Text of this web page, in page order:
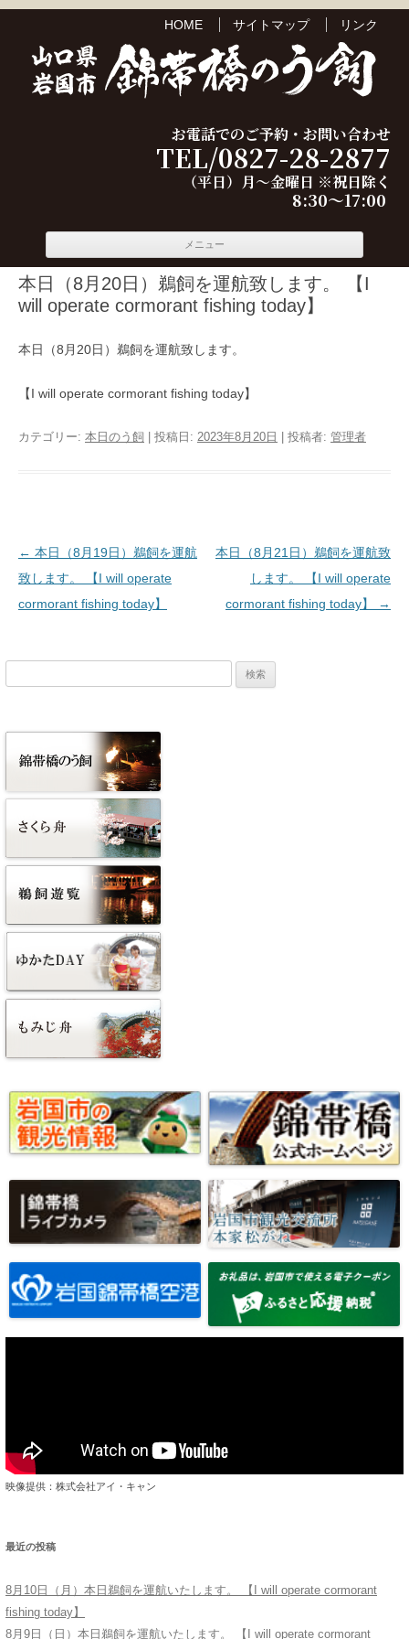
HOME サイトマップ リンク
お電話でのご予約・お問い合わせ
TEL/0827-28-2877
（平日）月～金曜日 ※祝日除く
8:30～17:00
メニュー
本日（8月20日）鵜飼を運航致します。 【I
will operate cormorant fishing today】
本日（8月20日）鵜飼を運航致します。
【I will operate cormorant fishing today】
カテゴリー: 本日のう飼 | 投稿日: 2023年8月20日 投稿者: 管理者
投稿ナビゲーション
← 本日（8月19日）鵜飼を運航
致します。 【I will operate
cormorant fishing today】
本日（8月21日）鵜飼を運航致
します。 【I will operate
cormorant fishing today】
→
映像提供：株式会社アイ・キャン
最近の投稿
8月10日（月）本日鵜飼を運航いたします。 【I will operate cormorant
fishing today】
8月9日（日）本日鵜飼を運航いたします。 【I will operate cormorant